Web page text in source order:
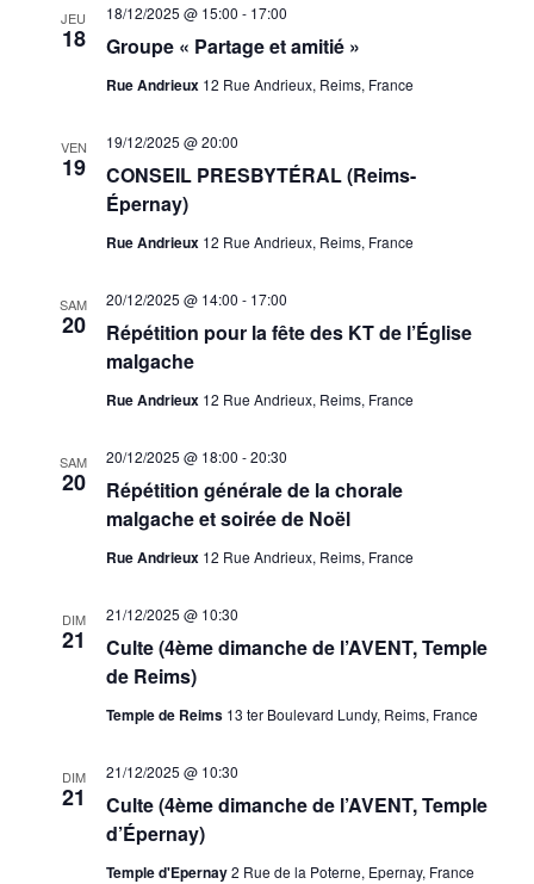
JEU
18 Groupe « Partage et amitié »
18/12/2025 @ 15:00 - 17:00
Rue Andrieux 12 Rue Andrieux, Reims, France
VEN
19
CONSEIL PRESBYTÉRAL (Reims-
Épernay)
19/12/2025 @ 20:00
Rue Andrieux 12 Rue Andrieux, Reims, France
SAM
20
Répétition pour la fête des KT de l’Église
malgache
20/12/2025 @ 14:00 - 17:00
Rue Andrieux 12 Rue Andrieux, Reims, France
SAM
20
Répétition générale de la chorale
malgache et soirée de Noël
20/12/2025 @ 18:00 -20:30
Rue Andrieux 12 Rue Andrieux, Reims, France
DIM
21
Culte (4ème dimanche de l’AVENT, Temple
de Reims)
21/12/2025 @ 10:30
Temple de Reims 13 ter Boulevard Lundy, Reims, France
DIM
21
Culte (4ème dimanche de l’AVENT, Temple
d’Épernay)
21/12/2025 @ 10:30
Temple d'Epernay2 Rue de la Poterne, Epernay, France